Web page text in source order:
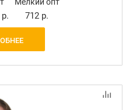
Мелкий опт
712 р.